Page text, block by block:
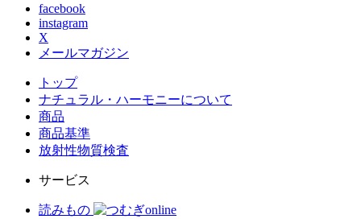
facebook
instagram
X
メールマガジン
トップ
ナチュラル・ハーモニーについて
商品
商品基準
放射性物質検査
サービス
読みもの